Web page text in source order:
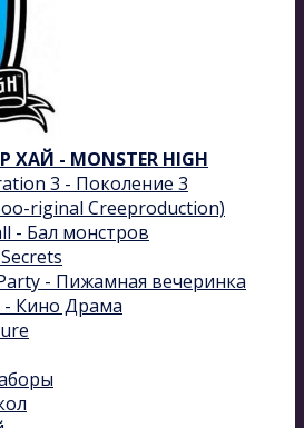
- MONSTER HIGH
3 - Поколение 3
riginal Creeproduction)
- Бал монстров
- Пижамная вечеринка
- Кино Драма